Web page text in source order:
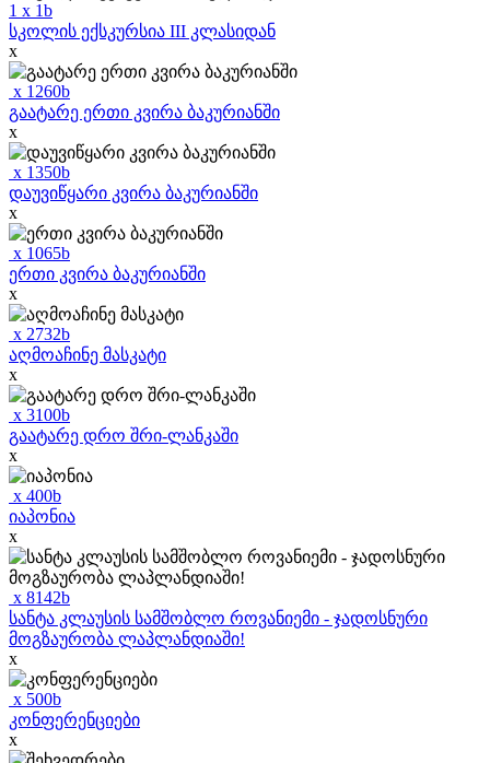
1 x 1b
სკოლის ექსკურსია III კლასიდან
x
x 1260b
გაატარე ერთი კვირა ბაკურიანში
x
x 1350b
დაუვიწყარი კვირა ბაკურიანში
x
x 1065b
ერთი კვირა ბაკურიანში
x
x 2732b
აღმოაჩინე მასკატი
x
x 3100b
გაატარე დრო შრი-ლანკაში
x
x 400b
იაპონია
x
x 8142b
სანტა კლაუსის სამშობლო როვანიემი - ჯადოსნური
მოგზაურობა ლაპლანდიაში!
x
x 500b
კონფერენციები
x